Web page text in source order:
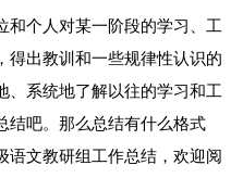
和个人对某一阶段的学习、工
得出教训和一些规律性认识的
、系统地了解以往的学习和工
结吧。那么总结有什么格式
语文教研组工作总结，欢迎阅